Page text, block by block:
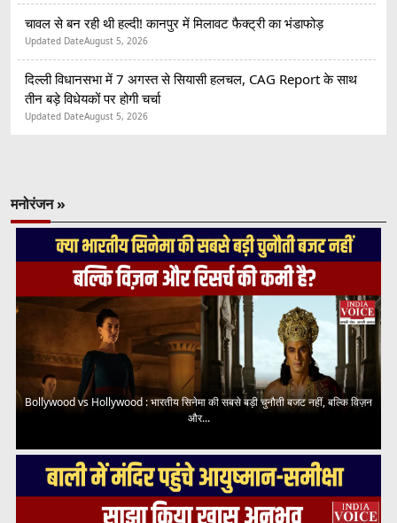
चावल से बन रही थी हल्दी! कानपुर में मिलावट फैक्ट्री का भंडाफोड़
Updated DateAugust 5, 2026
दिल्ली विधानसभा में 7 अगस्त से सियासी हलचल, CAG Report के साथ
तीन बड़े विधेयकों पर होगी चर्चा
Updated DateAugust 5, 2026
मनोरंजन »
Bollywood vs Hollywood : भारतीय सिनेमा की सबसे बड़ी चुनौती बजट नहीं, बल्कि विज़न
और...